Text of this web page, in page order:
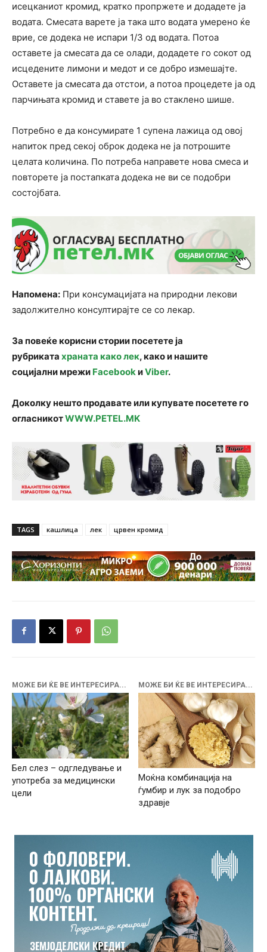
исецканиот кромид, кратко пропржете и додадете ја
водата. Смесата варете ја така што водата умерено ќе
врие, се додека не испари 1/3 од водата. Потоа
оставете ја смесата да се олади, додадете го сокот од
исцедените лимони и медот и се добро измешајте.
Оставете ја смесата да отстои, а потоа процедете ја од
парчињата кромид и ставете ја во стаклено шише.
Потребно е да консумирате 1 супена лажица од овој
напиток пред секој оброк додека не ја потрошите
целата количина. По потреба направете нова смеса и
повторете ја постапката додека не ви се подобри
состојбата.
Напомена: При консумацијата на природни лекови
задолжително консултирајте се со лекар.
За повеќе корисни стории посетете ја
рубриката храната како лек, како и нашите
социјални мрежи FacebookиViber.
Доколку нешто продавате или купувате посетете го
огласникотWWW.PETEL.MK
TAGS кашлица лек црвен кромид
МОЖЕ БИ ЌЕ ВЕ ИНТЕРЕСИРА...
Бел слез – одгледување и
употреба за медицински
цели
МОЖЕ БИ ЌЕ ВЕ ИНТЕРЕСИРА...
Моќна комбинација на
ѓумбир и лук за подобро
здравје